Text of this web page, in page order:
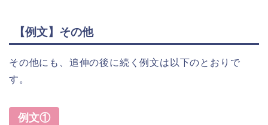
【例文】その他
その他にも、追伸の後に続く例文は以下のとおりで
す。
例文①